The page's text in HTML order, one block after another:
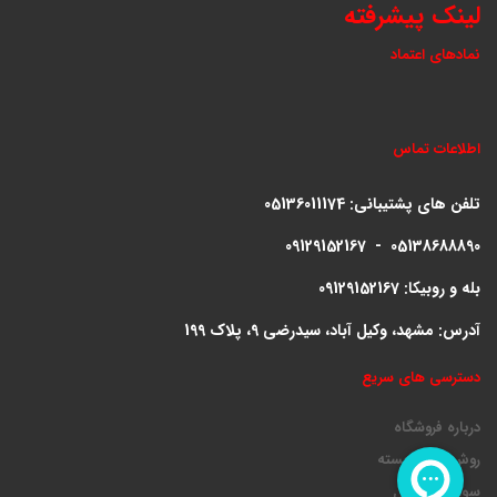
لینک پیشرفته
نمادهای اعتماد
اطلاعات تماس
تلفن های پشتیبانی: 05136011174
09129152167 - 05138688890
بله و روبیکا: 09129152167
آدرس: مشهد، وکیل آباد، سیدرضی 9، پلاک 199
دسترسی های سریع
درباره فروشگاه
روش ارسال بسته